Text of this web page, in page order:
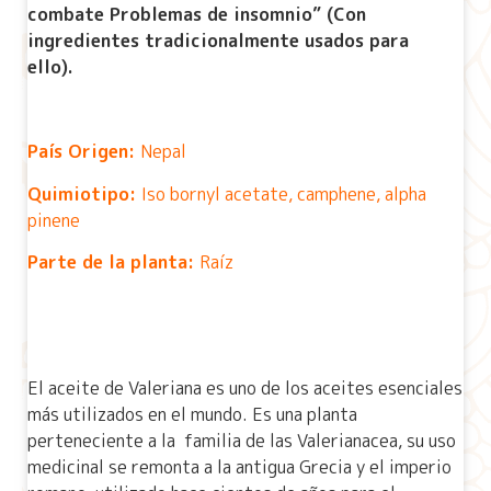
combate Problemas de insomnio” (Con
ingredientes tradicionalmente usados para
ello).
País Origen: Nepal
Quimiotipo: Iso bornyl acetate, camphene, alpha
pinene
Parte de la planta: Raíz
El aceite de Valeriana es uno de los aceites esenciales
más utilizados en el mundo. Es una planta
perteneciente a la familia de las Valerianacea, su uso
medicinal se remonta a la antigua Grecia y el imperio